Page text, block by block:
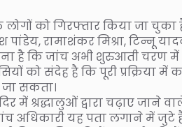
को गिरफ्तार किया जा
रामाशंकर मिश्रा, टिन्नू
है कि जांच अभी शुरुआती चरण में
को संदेह है कि पूरी प्रक्रिया में
सकता।
श्रद्धालुओं द्वारा चढ़ाए जाने
अधिकारी यह पता लगाने में